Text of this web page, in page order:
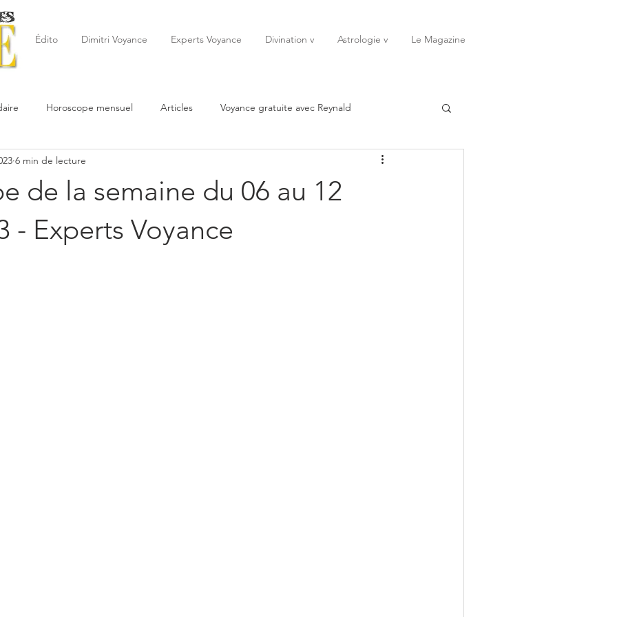
Édito Dimitri Voyance Experts Voyance Divination v Astrologie v Le Magazine
Horoscope mensuel Articles Voyance gratuite avec Reynald
de la semaine
Cartomancie Février
de la semaine du 06 au 12
- Experts Voyance
6 min de lecture